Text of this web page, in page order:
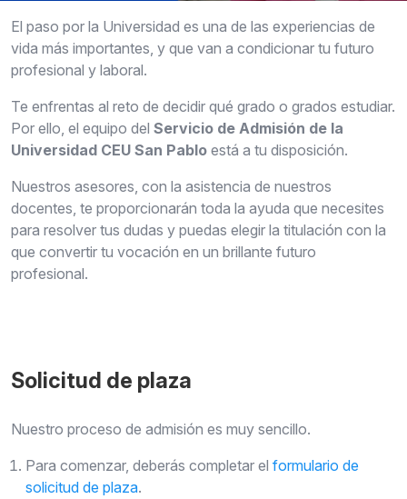
El paso por la Universidad es una de las experiencias de
vida más importantes, y que van a condicionar tu futuro
profesional y laboral.
Te enfrentas al reto de decidir qué grado o grados estudiar.
Por ello, el equipo del Servicio de Admisión de la
Universidad CEU San Pablo está a tu disposición.
Nuestros asesores, con la asistencia de nuestros
docentes, te proporcionarán toda la ayuda que necesites
para resolver tus dudas y puedas elegir la titulación con la
que convertir tu vocación en un brillante futuro
profesional.
Solicitud de plaza
Nuestro proceso de admisión es muy sencillo.
Para comenzar, deberás completar el formulario de
solicitud de plaza.